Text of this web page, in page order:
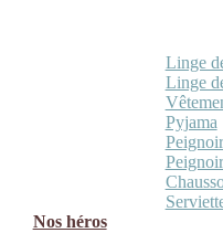
Linge
Linge
Pyjama
Nos héros